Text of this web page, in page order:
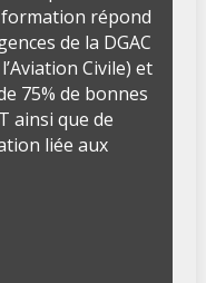
répond
de la DGAC
Civile) et
75% de bonnes
ainsi que de
liée aux